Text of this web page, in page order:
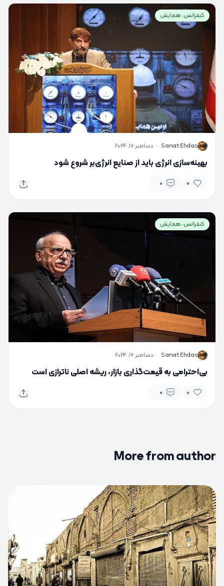
کنفرانس، همایش
S
Sanat Ehdas
· دسامبر 16, 2024
بهینه‌سازی انرژی باید از صنایع انرژی‌بر شروع شود
0
0
کنفرانس، همایش
S
Sanat Ehdas
· دسامبر 16, 2024
بی‌احترامی به قیمت‌گذاری بازار، ریشه اصلی ناترازی است
0
0
More from author
0